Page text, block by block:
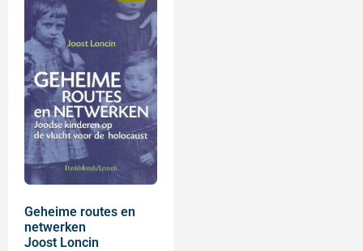
Geheime routes en
netwerken
Joost Loncin